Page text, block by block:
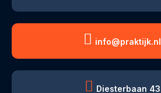
info@praktijk.nl
Diesterbaan 43